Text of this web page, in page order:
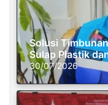
Solusi
Sulap Plastik
30/07/2026